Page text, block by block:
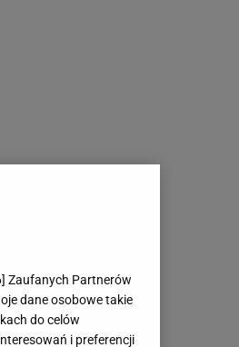
] Zaufanych Partnerów
dane osobowe takie
do celów
i preferencji